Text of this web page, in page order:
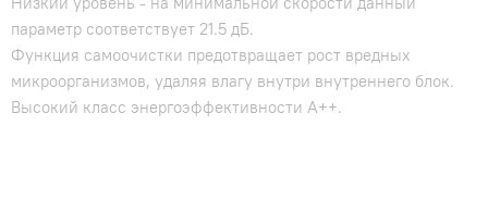
параметр соответствует 21.5 дБ.
Функция самоочистки предотвращает рост вредных
микроорганизмов, удаляя влагу внутри внутреннего блок.
Высокий класс энергоэффективности А++.